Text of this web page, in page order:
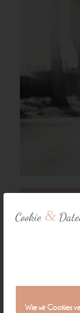
Cookie &
Wie wir Cookies